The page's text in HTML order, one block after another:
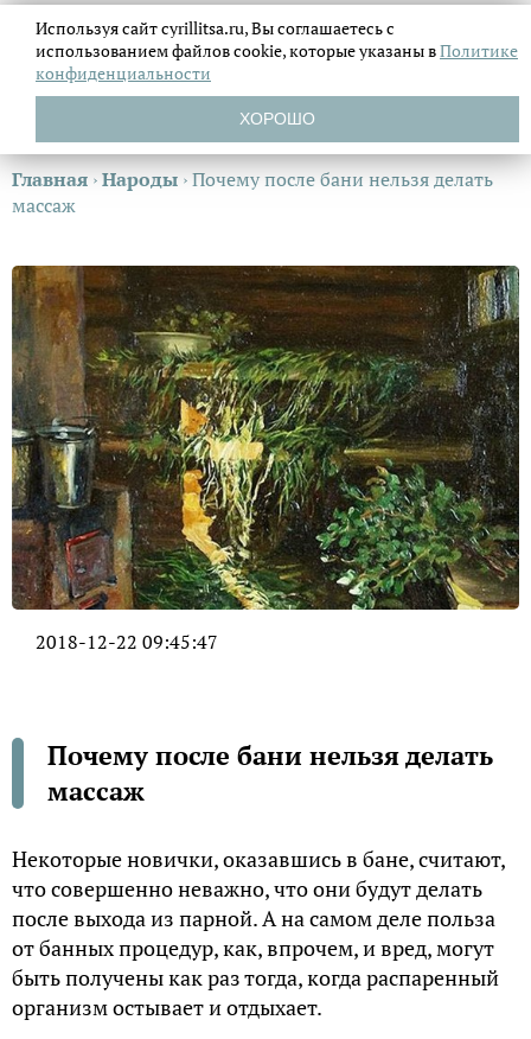
Главная ›Народы ›Почему после бани нельзя делать
массаж
2018-12-22 09:45:47
Почему после бани нельзя делать
массаж
Некоторые новички, оказавшись в бане, считают,
что совершенно неважно, что они будут делать
после выхода из парной. А на самом деле польза
от банных процедур, как, впрочем, и вред, могут
быть получены как раз тогда, когда распаренный
организм остывает и отдыхает.
Используя сайт cyrillitsa.ru, Вы соглашаетесь с
использованием файловcookie, которые указаны вПолитике
конфиденциальности
ХОРОШО